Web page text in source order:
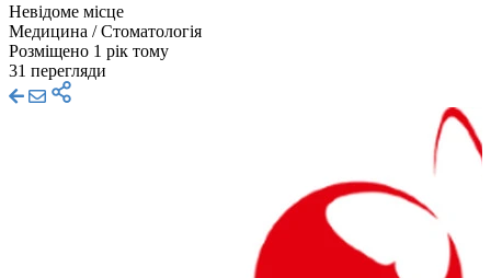
Невідоме місце
Медицина / Стоматологія
Розміщено 1 рік тому
31 перегляди